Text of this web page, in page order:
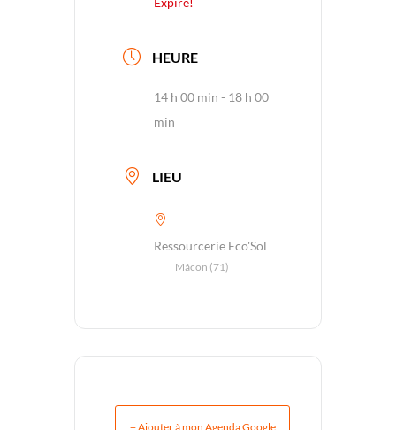
HEURE
14 h 00 min - 18 h 00
min
LIEU
Ressourcerie Eco'Sol
Mâcon (71)
+ Ajouter à mon Agenda Google